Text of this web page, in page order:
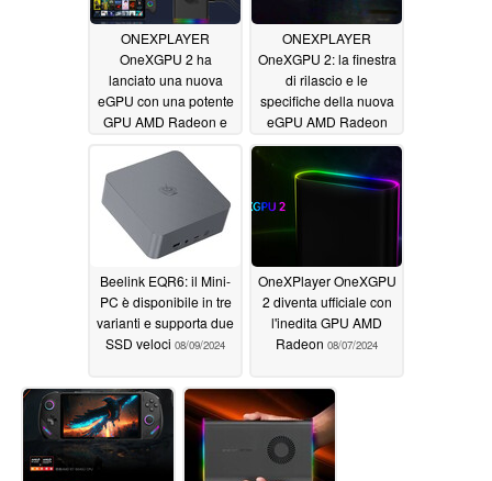
ONEXPLAYER
OneXGPU 2 ha
lanciato una nuova
eGPU con una potente
GPU AMD Radeon e
a 839 dollari
09/27/2024
ONEXPLAYER
OneXGPU 2: la finestra
di rilascio e le
specifiche della nuova
eGPU AMD Radeon
RX 7800M sono ora
ufficiali08/17/2024
Beelink EQR6: il Mini-
PC è disponibile in tre
varianti e supporta due
SSD veloci 08/09/2024
OneXPlayer OneXGPU
2 diventa ufficiale con
l'inedita GPU AMD
Radeon 08/07/2024